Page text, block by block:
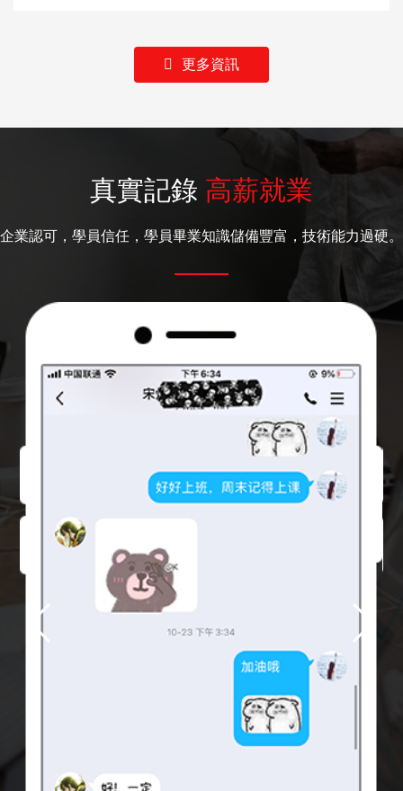
更多資訊
真實記錄 高薪就業
企業認可，學員信任，學員畢業知識儲備豐富，技術能力過硬。